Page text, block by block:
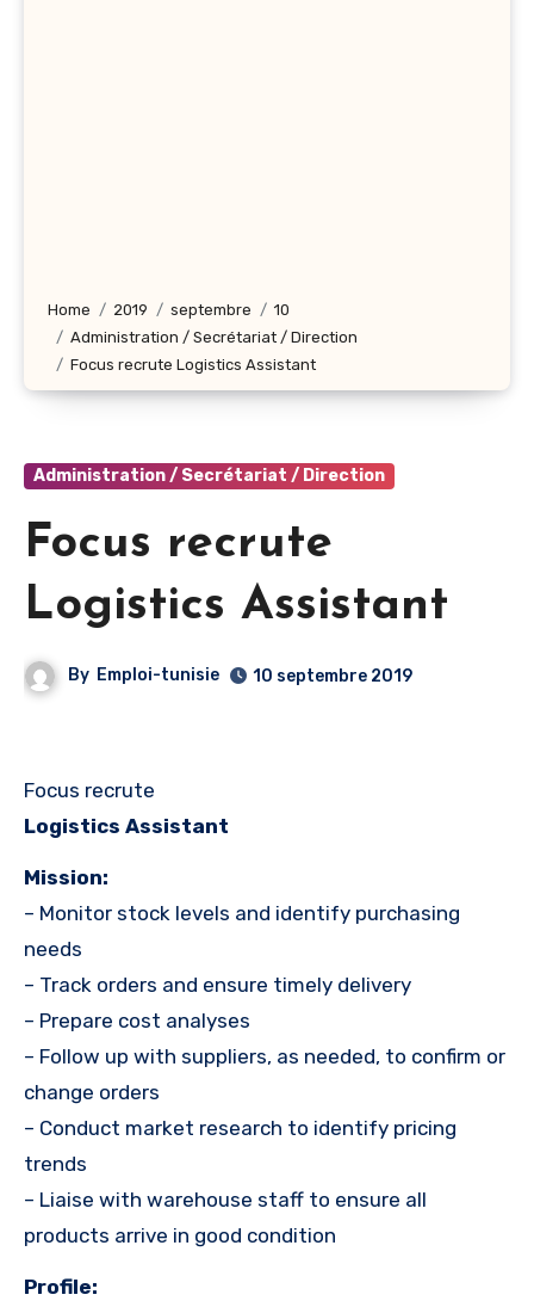
Home 2019 septembre
10
Administration / Secrétariat / Direction
Focus recrute Logistics Assistant
Administration / Secrétariat / Direction
Focus recrute
Logistics Assistant
By Emploi-tunisie 10 septembre 2019
Focus recrute
Logistics Assistant
Mission:
– Monitor stock levels and identify purchasing
needs
– Track orders and ensure timely delivery
– Prepare cost analyses
– Follow up with suppliers, as needed, to confirm or
change orders
– Conduct market research to identify pricing
trends
– Liaise with warehouse staff to ensure all
products arrive in good condition
Profile: